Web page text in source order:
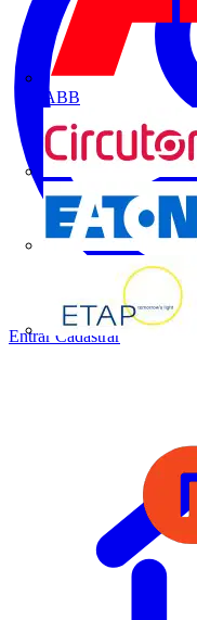
ABB
Entrar Cadastrar